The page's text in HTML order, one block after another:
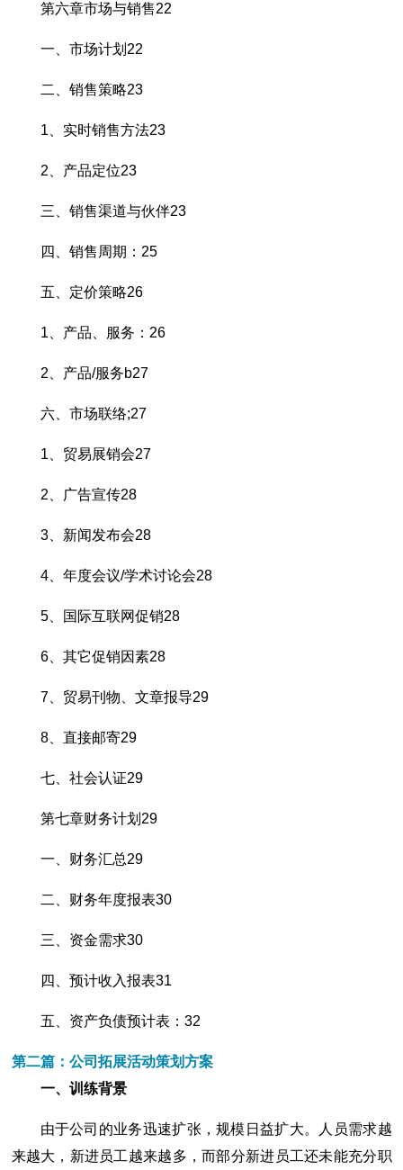
第六章市场与销售22
一、市场计划22
二、销售策略23
1、实时销售方法23
2、产品定位23
三、销售渠道与伙伴23
四、销售周期：25
五、定价策略26
1、产品、服务：26
2、产品/服务b27
六、市场联络;27
1、贸易展销会27
2、广告宣传28
3、新闻发布会28
4、年度会议/学术讨论会28
5、国际互联网促销28
6、其它促销因素28
7、贸易刊物、文章报导29
8、直接邮寄29
七、社会认证29
第七章财务计划29
一、财务汇总29
二、财务年度报表30
三、资金需求30
四、预计收入报表31
五、资产负债预计表：32
第二篇：公司拓展活动策划方案
一、训练背景
由于公司的业务迅速扩张，规模日益扩大。人员需求越
来越大，新进员工越来越多，而部分新进员工还未能充分职